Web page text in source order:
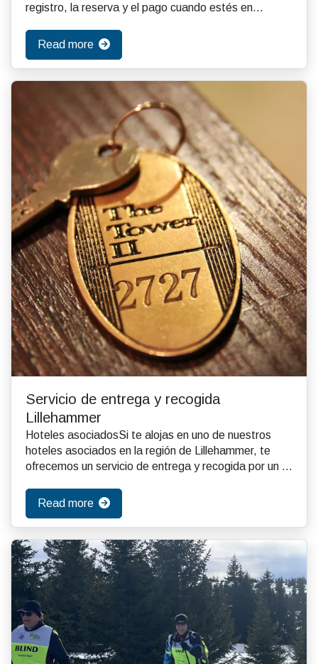
registro, la reserva y el pago cuando estés en...
Read more
Servicio de entrega y recogida
Lillehammer
Hoteles asociadosSi te alojas en uno de nuestros
hoteles asociados en la región de Lillehammer, te
ofrecemos un servicio de entrega y recogida por un ...
Read more